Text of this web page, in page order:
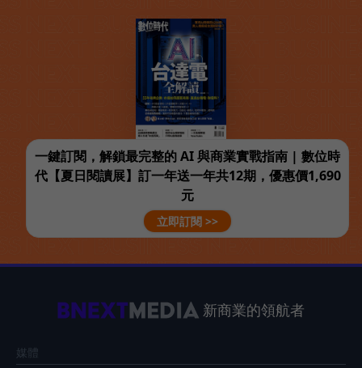
一鍵訂閱，解鎖最完整的 AI 與商業實戰指南 | 數位時
代【夏日閱讀展】訂一年送一年共12期，優惠價1,690
元
立即訂閱 >>
新商業的領航者
媒體